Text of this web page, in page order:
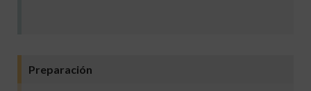
Preparación